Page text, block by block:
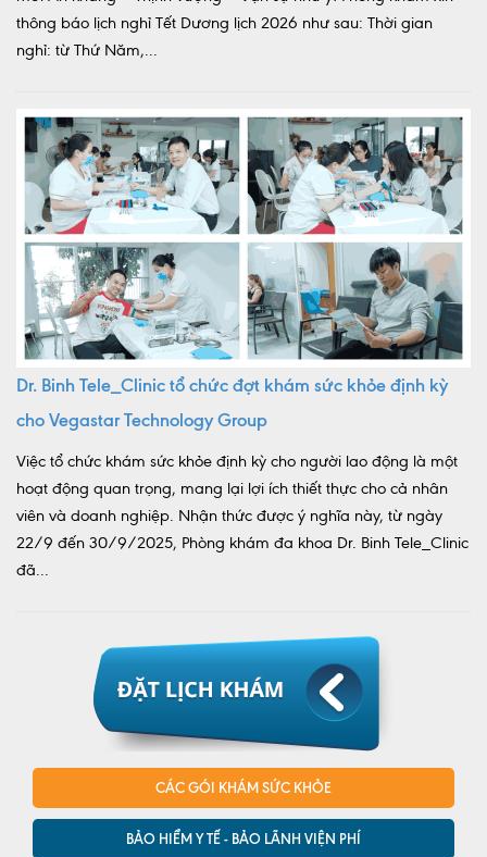
thông báo lịch nghỉ Tết Dương lịch 2026 như sau: Thời gian
nghỉ: từ Thứ Năm,...
Dr. Binh Tele_Clinic tổ chức đợt khám sức khỏe định kỳ
cho Vegastar Technology Group
Việc tổ chức khám sức khỏe định kỳ cho người lao động là một
hoạt động quan trọng, mang lại lợi ích thiết thực cho cả nhân
viên và doanh nghiệp. Nhận thức được ý nghĩa này, từ ngày
22/9 đến 30/9/2025, Phòng khám đa khoa Dr. Binh Tele_Clinic
đã...
CÁC GÓI KHÁM SỨC KHỎE
BẢO HIỂM Y TẾ - BẢO LÃNH VIỆN PHÍ